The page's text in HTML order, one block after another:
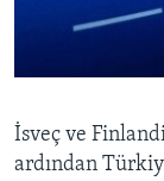
HAYATTAN
BIZI TAKIP EDIN
Diller
İsveç ve
ardından